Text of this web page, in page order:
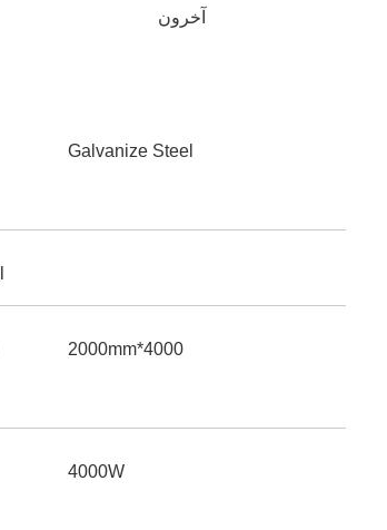
آخرون
Galvanize Steel
4000*2000mm
4000W